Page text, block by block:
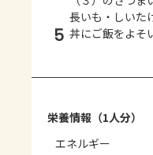
長いも・しいた
5 丼にご飯をよそ
栄養情報（1人分）
エネルギー